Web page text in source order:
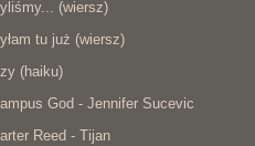
(wiersz)
tu już (wiersz)
(haiku)
God - Jennifer Sucevic
Reed - Tijan